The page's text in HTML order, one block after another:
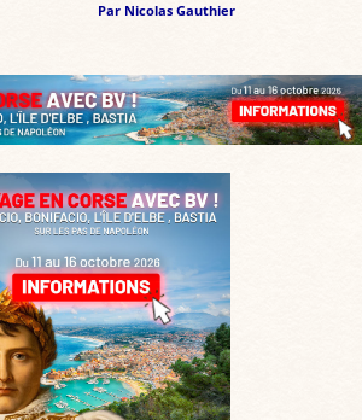
Par Nicolas Gauthier